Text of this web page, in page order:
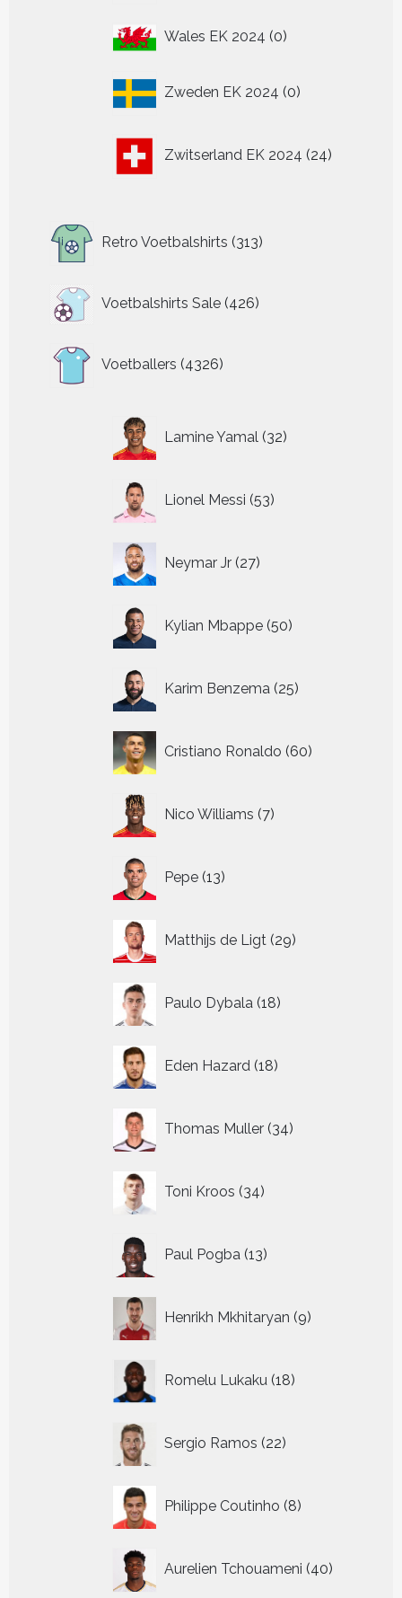
Wales EK 2024 00
Zweden EK 2024 0
producten
Zwitserland EK 2024 24
producten
Retro Voetbalshirts 313
producten
Voetbalshirts Sale 426
426
producten
Voetballers 4326
producten
Lamine Yamal 32
producten
Lionel Messi 53
producten
Neymar Jr 27
producten
Kylian Mbappe 50
producten
Karim Benzema 25
producten
Cristiano Ronaldo 60
producten
Nico Williams 7
producten
Pepe 13
producten
Matthijs de Ligt 29
producten
Paulo Dybala 18
producten
Eden Hazard 18
producten
Thomas Muller 34
producten
Toni Kroos 34
producten
Paul Pogba 13
producten
Henrikh Mkhitaryan 9
producten
Romelu Lukaku 18
producten
Sergio Ramos 22
producten
Philippe Coutinho 8
producten
Aurelien Tchouameni 40
producten